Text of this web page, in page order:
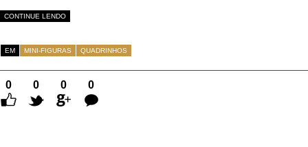
CONTINUE LENDO
EM MINI-FIGURAS QUADRINHOS
0 0 0
0
Comentários